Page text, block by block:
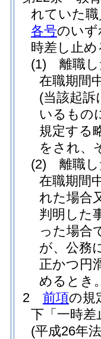
れていた
各号のいず
時差し止
(1)
離職
在職期間
(当該起
いるもの
規定する
をされ、
(2)
離職
在職期間
れた場合
判明した
った場合
が、公務
正かつ円
めるとき
2
前項の規
下「一時差
(平成26年